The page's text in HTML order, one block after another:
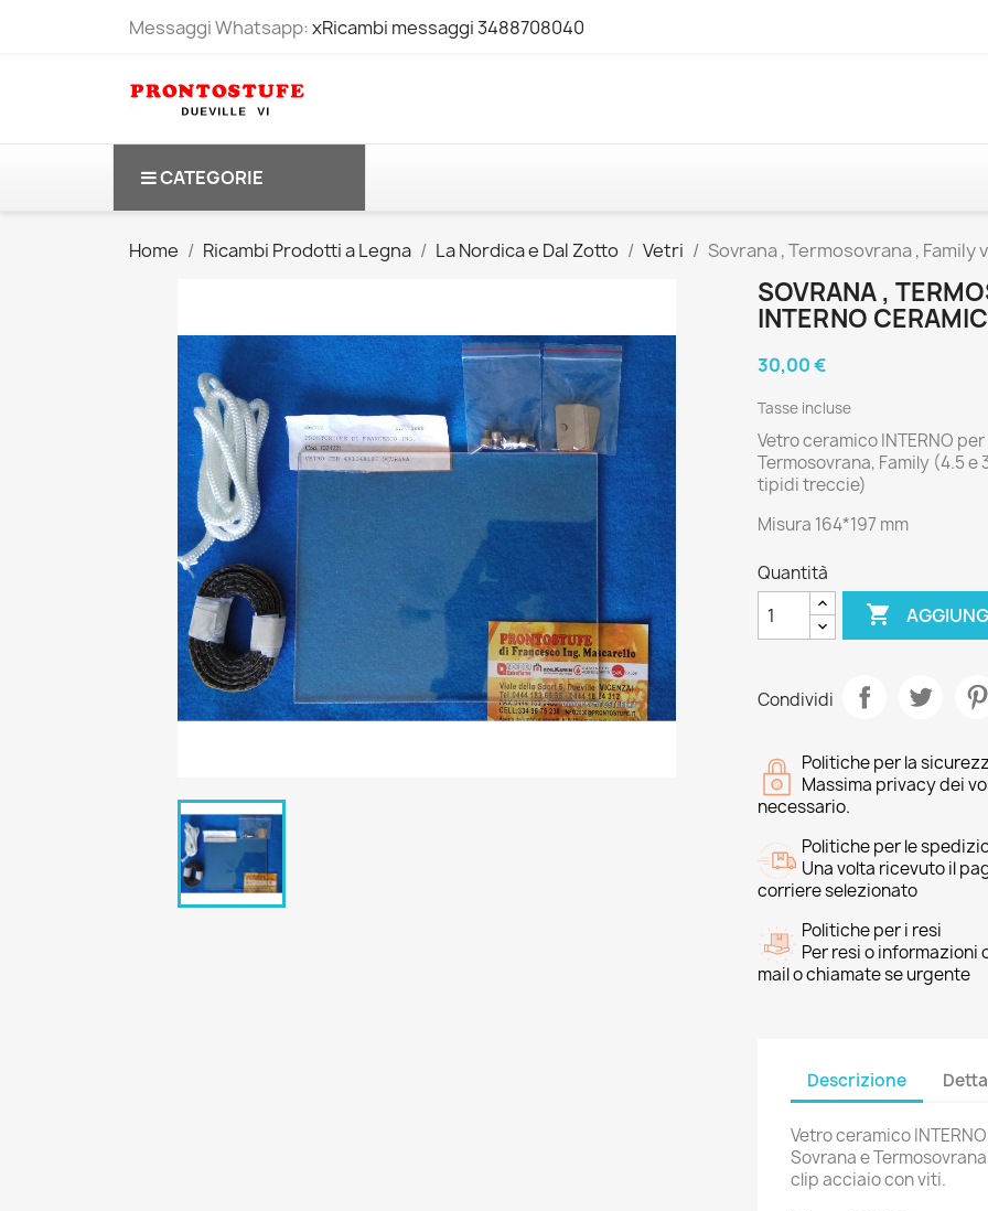
Messaggi Whatsapp:xRicambi messaggi 3488708040
CATEGORIE
Home Ricambi Prodotti a Legna La Nordica e Dal Zotto Vetri Sovrana , Termosovrana ,
SOVRANA ,
INTERNO
30,00 €
Tasse incluse
Vetro ceramico INTERNO
Termosovrana, Family (4.5
tipidi treccie)
Misura 164*197 mm
Quantità

Condividi
Politiche per la
Massima privacy dei
necessario.
Politiche per le
Una volta ricevuto il
corriere selezionato
Politiche per i resi
Per resi o
mail o chiamate se urgente
Descrizione
Vetro ceramico
Sovrana e
clip acciaio con viti.